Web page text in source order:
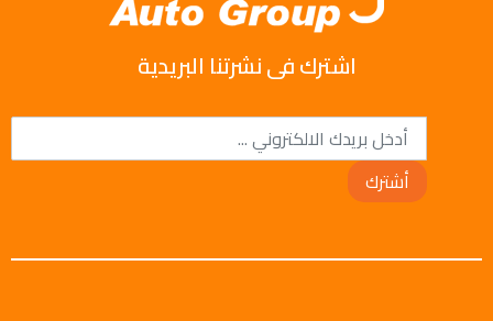
اشترك فى نشرتنا البريدية
أشترك